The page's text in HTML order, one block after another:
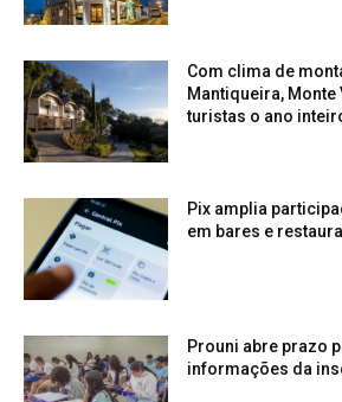
Com clima de
Mantiqueira,
turistas o ano
Pix amplia
em bares e
Prouni abre prazo
informações da